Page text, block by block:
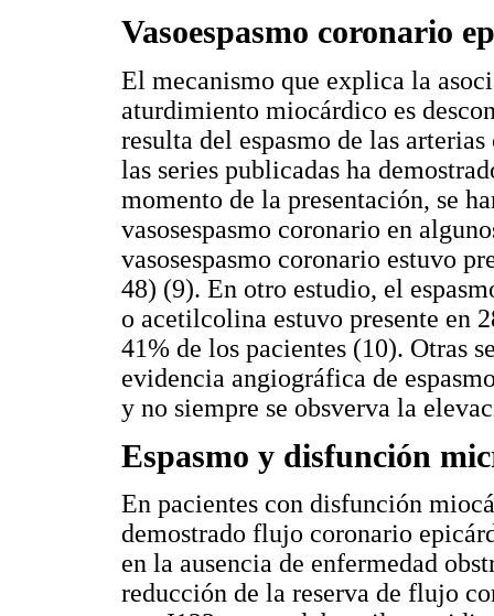
Vasoespasmo coronario
El mecanismo que explica la
aturdimiento miocárdico es
resulta del espasmo de las
las series publicadas ha
momento de la presentación, se
vasosespasmo coronario en
vasosespasmo coronario estuvo
48) (9). En otro estudio, el
o acetilcolina estuvo presente en
41% de los pacientes (10). Otras
evidencia angiográfica de
y no siempre se obsverva la
Espasmo y disfunción
En pacientes con disfunción
demostrado flujo coronario
en la ausencia de enfermedad
reducción de la reserva de flujo